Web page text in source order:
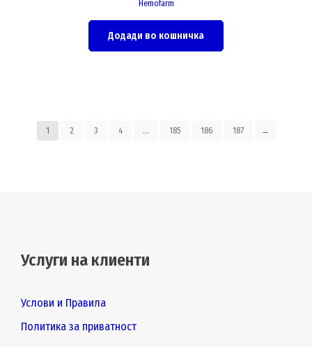
Hemofarm
Додади во кошничка
1 2 3 4 … 185 186 187 →
Услуги на клиенти
Услови и Правила
Политика за приватност